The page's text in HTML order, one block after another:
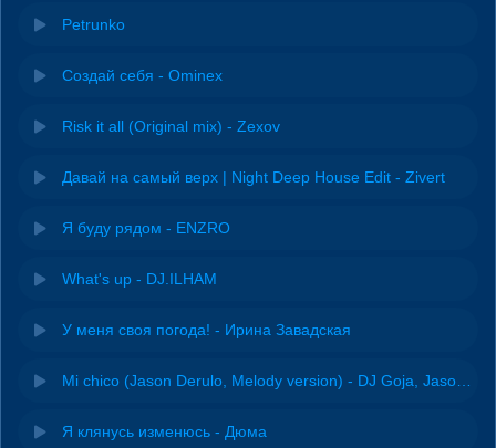
Petrunko
Создай себя - Ominex
Risk it all (Original mix) - Zexov
Давай на самый верх | Night Deep House Edit - Zivert
Я буду рядом - ENZRO
What's up - DJ.ILHAM
У меня своя погода! - Ирина Завадская
Я клянусь изменюсь - Дюма